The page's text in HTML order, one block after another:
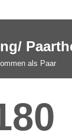
als Paar